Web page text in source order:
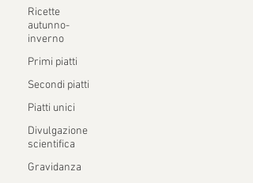
Ricette
autunno-
inverno
Primi piatti
Secondi piatti
Piatti unici
Divulgazione
scientifica
Gravidanza